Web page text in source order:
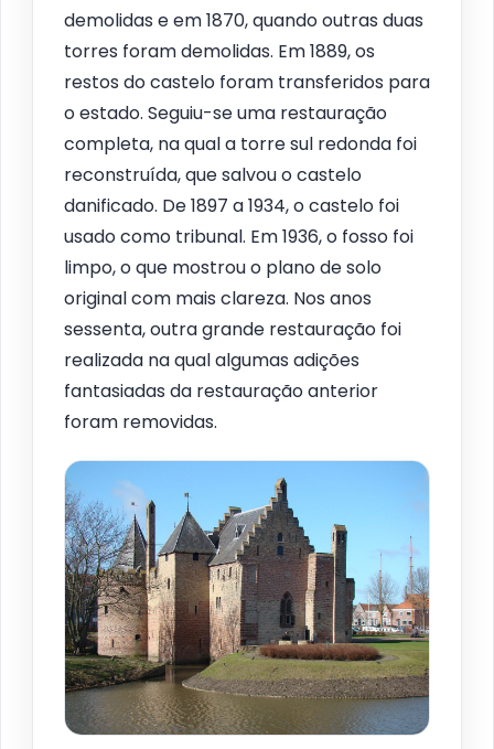
demolidas e em 1870, quando outras duas
torres foram demolidas. Em 1889, os
restos do castelo foram transferidos para
o estado. Seguiu-se uma restauração
completa, na qual a torre sul redonda foi
reconstruída, que salvou o castelo
danificado. De 1897 a 1934, o castelo foi
usado como tribunal. Em 1936, o fosso foi
limpo, o que mostrou o plano de solo
original com mais clareza. Nos anos
sessenta, outra grande restauração foi
realizada na qual algumas adições
fantasiadas da restauração anterior
foram removidas.